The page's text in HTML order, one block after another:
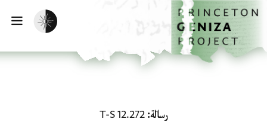
إلى المحتوى الرئيسي
الرئيسية
تفعيل الوضع المظلم
رسالة T-S 12.272